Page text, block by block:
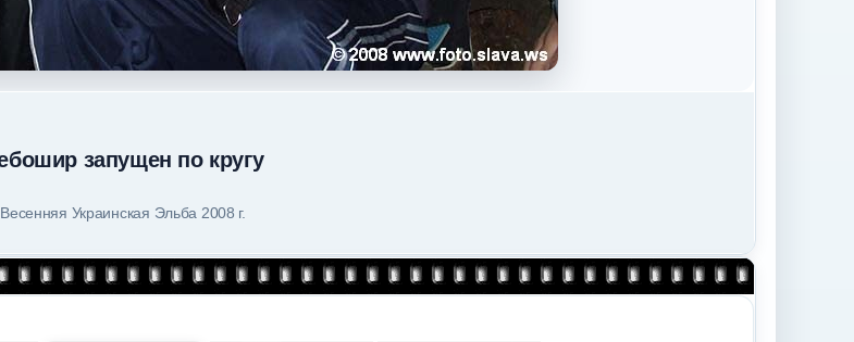
запущен по кругу
Весенняя Украинская Эльба 2008 г.